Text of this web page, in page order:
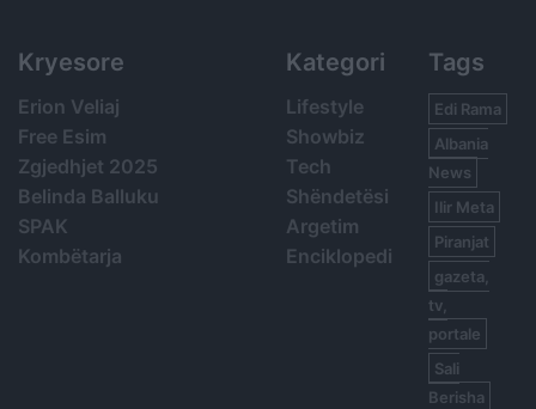
Kryesore
Erion Veliaj
Free Esim
Zgjedhjet 2025
Belinda Balluku
SPAK
Kombëtarja
Kategori
Lifestyle
Showbiz
Tech
Shëndetësi
Argetim
Enciklopedi
Tags
Edi Rama
Albania
News
Ilir Meta
Piranjat
gazeta,
tv,
portale
Sali
Berisha